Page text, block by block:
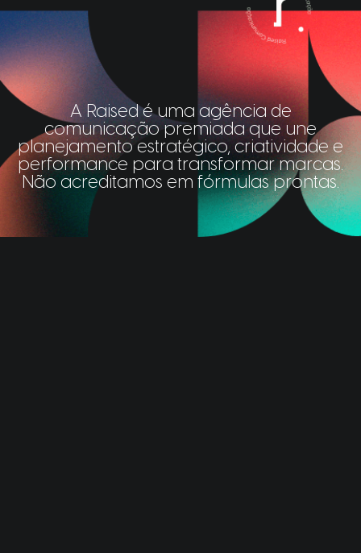
A Raised é uma agência de
comunicação premiada que une
planejamento estratégico, criatividade e
performance para transformar marcas.
Não acreditamos em fórmulas prontas.